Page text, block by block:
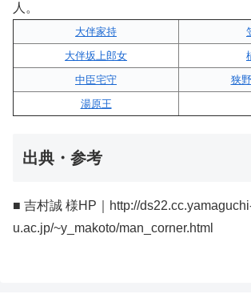
人。
大伴家持
大伴坂上郎女
中臣宅守
狭
湯原王
出典・参考
■ 吉村誠 様HP｜http://
u.ac.jp/~y_makoto/man_corner.html